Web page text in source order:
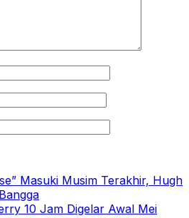
Masuki Musim Terakhir, Hugh
10 Jam Digelar Awal Mei